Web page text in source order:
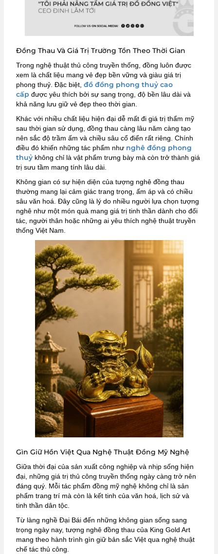
Đồng Thau Và Giá Trị Trường Tồn Theo Thời Gian
Trong nghệ thuật thủ công truyền thống, đồng luôn được
xem là chất liệu mang vẻ đẹp bền vững và giàu giá trị
phong thuỷ. Đặc biệt, đồ đồng phong thuỷ cao
cấp được yêu thích bởi sự sang trọng, độ bền lâu dài và
khả năng lưu giữ vẻ đẹp theo thời gian.
Khác với nhiều chất liệu hiện đại dễ mất đi giá trị thẩm mỹ
sau thời gian sử dụng, đồng thau càng lâu năm càng tạo
nên sắc độ trầm ấm và chiều sâu cổ điển rất riêng. Chính
điều đó khiến những tác phẩm như nghê đồng phong
thuỷ không chỉ là vật phẩm trưng bày mà còn trở thành giá
trị sưu tầm mang tính lâu dài.
Không gian có sự hiện diện của tượng nghê đồng thau
thường mang lại cảm giác trang trọng, ấm áp và có chiều
sâu văn hoá. Đây cũng là lý do nhiều người lựa chọn tượng
nghê như một món quà mang giá trị tinh thần dành cho đối
tác, người thân hoặc những ai yêu thích nghệ thuật truyền
thống Việt Nam.
Gìn Giữ Hồn Việt Qua Nghệ Thuật Đồng Mỹ Nghệ
Giữa thời đại của sản xuất công nghiệp và nhịp sống hiện
đại, những giá trị thủ công truyền thống ngày càng trở nên
đáng quý. Mỗi tác phẩm đồng mỹ nghệ không chỉ là sản
phẩm trang trí mà còn là kết tinh của văn hoá, lịch sử và
tinh thần dân tộc.
Từ làng nghề Đại Bái đến những không gian sống sang
trọng ngày nay, tượng nghê đồng thau của King Gold Art
mang theo hành trình gìn giữ bản sắc Việt qua nghệ thuật
chế tác thủ công.